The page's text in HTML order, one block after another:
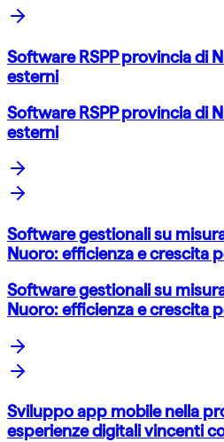
Software RSPP provincia di
esterni
Software RSPP provincia di
esterni
Software gestionali su
Nuoro: efficienza e crescita
Software gestionali su
Nuoro: efficienza e crescita
Sviluppo app mobile nella
esperienze digitali vincenti